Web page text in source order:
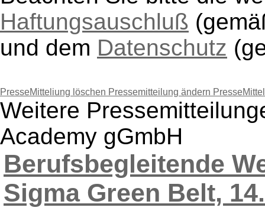
Haftungsauschluß
und dem Datenschutz
PresseMitteliung löschen Pressemitteilung ändern
Weitere
Academy gGmbH
Berufsbegleitende
Sigma Green Belt,